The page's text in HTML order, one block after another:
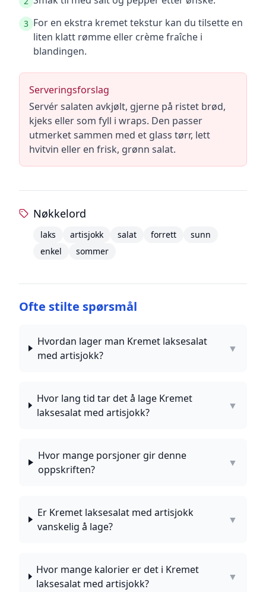
3 For en ekstra kremet tekstur kan du tilsette en
liten klatt rømme eller crème fraîche i
blandingen.
Serveringsforslag
Servér salaten avkjølt, gjerne på ristet brød,
kjeks eller som fyll i wraps. Den passer
utmerket sammen med et glass tørr, lett
hvitvin eller en frisk, grønn salat.
Nøkkelord
laks artisjokk salat forrett
sunn
enkel
sommer
Ofte stilte spørsmål
Hvordan lager man Kremet laksesalat
med artisjokk?
▼
Hvor lang tid tar det å lage Kremet
laksesalat med artisjokk?
▼
Hvor mange porsjoner gir denne
oppskriften?
▼
Er Kremet laksesalat med artisjokk
vanskelig å lage?
▼
Hvor mange kalorier er det i Kremet
laksesalat med artisjokk?
▼